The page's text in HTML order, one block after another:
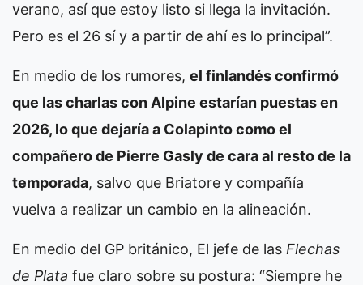
verano, así que estoy listo si llega la invitación.
Pero es el 26 sí y a partir de ahí es lo principal”.
En medio de los rumores, el finlandés confirmó
que las charlas con Alpine estarían puestas en
2026, lo que dejaría a Colapinto como el
compañero de Pierre Gasly de cara al resto de la
temporada, salvo que Briatore y compañía
vuelva a realizar un cambio en la alineación.
En medio del GP británico, El jefe de las Flechas
de Plata fue claro sobre su postura: “Siempre he